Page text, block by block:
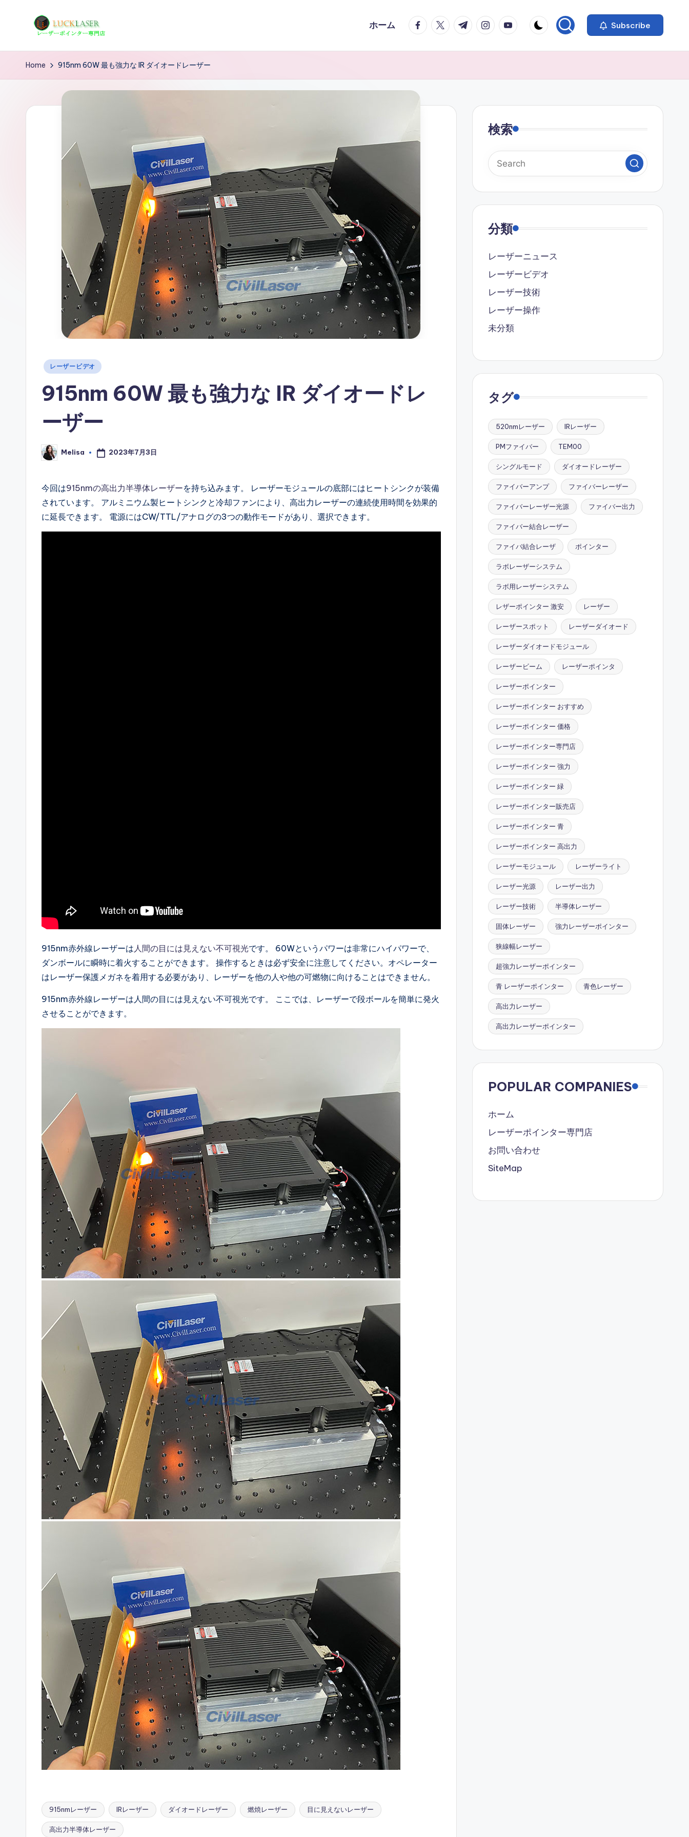
レ
ー
ー
ー
ポ
ホーム facebook.com
twitter.com
t.me instagram.com
youtube.com Subscribe
Home 915nm 60W 最も強力な IR ダイオードレーザー
Posted
レーザービデオ
915nm 60W 最も強力な IR ダイオードレ
ーザー
Posted
by
Melisa 2023年7月3日
今回は915nmの高出力半導体レーザーを持ち込みます。 レーザーモジュールの底部にはヒートシンクが装備
されています。 アルミニウム製ヒートシンクと冷却ファンにより、高出力レーザーの連続使用時間を効果的
に延長できます。 電源にはCW/TTL/アナログの3つの動作モードがあり、選択できます。
915nm赤外線レーザーは 人間の目には見えない不可視光です。 60Wというパワーは非常にハイパワーで、
ダンボールに瞬時に着火することができます。 操作するときは必ず安全に注意してください。オペレーター
はレーザー保護メガネを着用する必要があり、レーザーを他の人や他の可燃物に向けることはできません。
915nm赤外線レーザーは人間の目には見えない不可視光です。 ここでは、レーザーで段ボールを簡単に発火
させることができます。
Tags:
915nmレーザー IRレーザー ダイオードレーザー 燃焼レーザー 目に見えないレーザー
高出力半導体レーザー
検索
分類
レーザーニュース
レーザービデオ
レーザー技術
レーザー操作
未分類
タグ
520nmレーザー IRレーザー
PMファイバー TEM00
シングルモード ダイオードレーザー
ファイバーアンプ ファイバーレーザー
ファイバーレーザー光源 ファイバー出力
ファイバー結合レーザー
ファイバ結合レーザ ポインター
ラボレーザーシステム
ラボ用レーザーシステム
レザーポインター 激安 レーザー
レーザースポット レーザーダイオード
レーザーダイオードモジュール
レーザービーム レーザーポインタ
レーザーポインター
レーザーポインター おすすめ
レーザーポインター 価格
レーザーポインター専門店
レーザーポインター 強力
レーザーポインター 緑
レーザーポインター販売店
レーザーポインター 青
レーザーポインター 高出力
レーザーモジュール レーザーライト
レーザー光源 レーザー出力
レーザー技術 半導体レーザー
固体レーザー 強力レーザーポインター
狭線幅レーザー
超強力レーザーポインター
青 レーザーポインター 青色レーザー
高出力レーザー
高出力レーザーポインター
POPULAR COMPANIES
ホーム
レーザーポインター専門店
お問い合わせ
SiteMap